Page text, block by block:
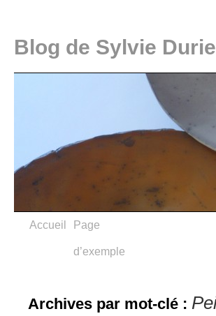
Blog de Sylvie
Accueil Page
d’exemple
Archives par mot-clé :